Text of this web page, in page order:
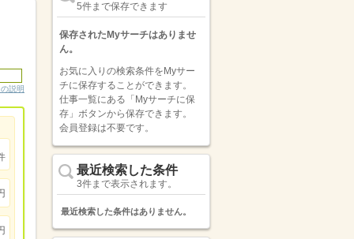
説明
5件まで保存できます
保存されたMyサーチはありませ
ん。
お気に入りの検索条件をMyサー
チに保存することができます。
仕事一覧にある「Myサーチに保
存」ボタンから保存できます。
会員登録は不要です。
最近検索した条件
3件まで表示されます。
最近検索した条件はありません。